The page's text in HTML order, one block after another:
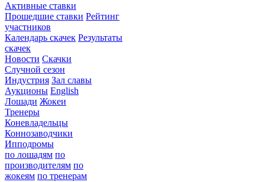
Активные ставки
Прошедшие ставки Рейтинг
участников
Календарь скачек Результаты
скачек
Новости Скачки
Случной сезон
Индустрия Зал славы
Аукционы English
Лошади Жокеи
Тренеры
Коневладельцы
Коннозаводчики
Ипподромы
по лошадям по
производителям по
жокеям по тренерам